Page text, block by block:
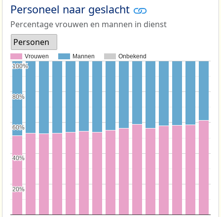
Personeel naar geslacht
Percentage vrouwen en mannen in dienst
Personen
Vrouwen Mannen Onbekend
20%
20%
40%
40%
60%
60%
80%
80%
100%
100%